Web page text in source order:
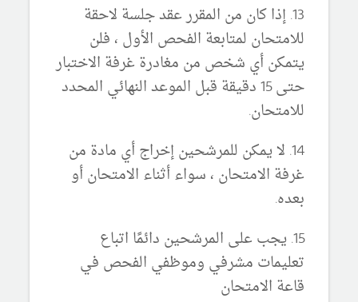
13. إذا كان من المقرر عقد جلسة لاحقة
للامتحان لمتابعة الفحص الأول ، فلن
يتمكن أي شخص من مغادرة غرفة الاختبار
حتى 15 دقيقة قبل الموعد النهائي المحدد
للامتحان.
14. لا يمكن للمرشحين إخراج أي مادة من
غرفة الامتحان ، سواء أثناء الامتحان أو
بعده.
15. يجب على المرشحين دائمًا اتباع
تعليمات مشرفي وموظفي الفحص في
قاعة الامتحان